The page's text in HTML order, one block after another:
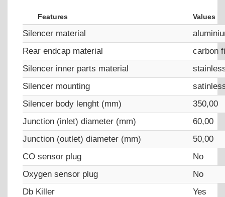
Features Values
Silencer material
Rear endcap material
carbon
Silencer inner parts material
Silencer mounting
Silencer body lenght (mm)
350,00
Junction (inlet) diameter (mm)
60,00
Junction (outlet) diameter (mm)
50,00
CO sensor plug
No
Oxygen sensor plug
No
Db Killer
Yes